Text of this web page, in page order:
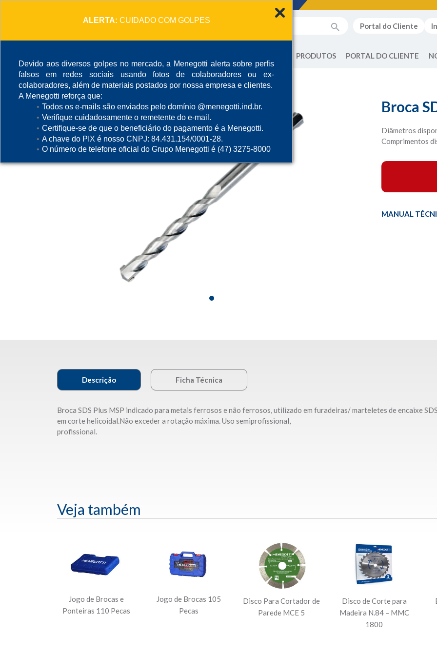
ALERTA: CUIDADO COM GOLPES
Devido aos diversos golpes no mercado, a Menegotti alerta sobre perfis
falsos em redes sociais usando fotos de colaboradores ou ex-
colaboradores, além de materiais postados por nossa empresa e clientes.
A Menegotti reforça que:
Todos os e-mails são enviados pelo domínio @menegotti.ind.br.
Verifique cuidadosamente o remetente do e-mail.
Certifique-se de que o beneficiário do pagamento é a Menegotti.
A chave do PIX é nosso CNPJ: 84.431.154/0001-28.
O número de telefone oficial do Grupo Menegotti é (47) 3275-8000
Portal do Cliente
PRODUTOS PORTAL DO CLIENTE
Broca
Diâmetros
Comprimentos
MANUAL
Descrição Ficha Técnica
Broca SDS Plus MSP indicado para metais ferrosos e não ferrosos, utilizado em furadeiras/ marteletes de encaixe
em corte helicoidal.Não exceder a rotação máxima. Uso semiprofissional,
profissional.
Veja também
Jogo de Brocas e
Ponteiras 110 Pecas
Jogo de Brocas 105
Pecas
Disco Para Cortador de
Parede MCE 5
Disco de Corte para
Madeira N.84 – MMC
1800